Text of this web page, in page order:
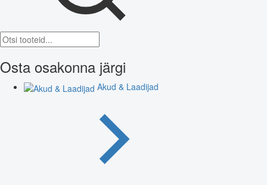
Osta osakonna järgi
Akud & Laadijad